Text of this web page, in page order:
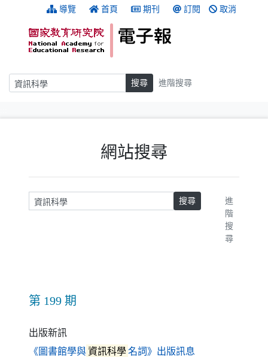
跳到主要內容 導覽 首頁 期刊 訂閱 取消
搜尋 搜尋 進階搜尋
網站搜尋
請輸入關鍵字 搜尋
進
階
搜
尋
第 199 期
出版新訊
《圖書館學與資訊科學名詞》出版訊息